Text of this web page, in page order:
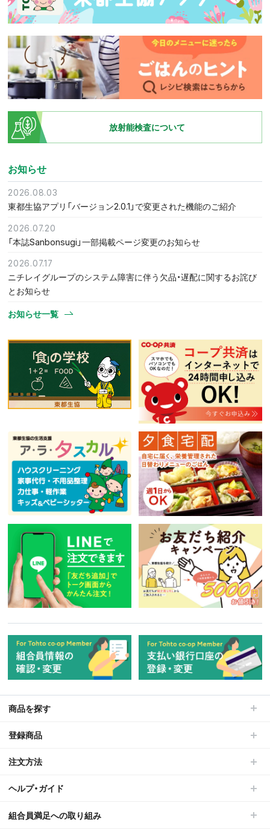
放射能検査について
お知らせ
2026.08.03
東都生協アプリ「バージョン2.0.1」で変更された機能のご紹介
2026.07.20
「本誌Sanbonsugi」一部掲載ページ変更のお知らせ
2026.07.17
ニチレイグループのシステム障害に伴う欠品・遅配に関するお詫び
とお知らせ
お知らせ一覧
商品を探す
登録商品
注文方法
ヘルプ・ガイド
組合員満足への取り組み